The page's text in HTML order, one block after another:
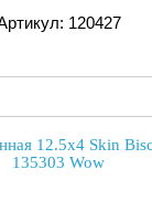
120427
12.5x4 Skin
135303 Wow